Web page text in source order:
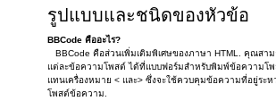
รูปแบบและชนิดของหัวข้อ
BBCode คืออะไร?
BBCode คือส่วนเพิ่มเติมพิเศษของภาษา HTML. คุณสา
แต่ละข้อความโพสต์ ได้ที่แบบฟอร์มสำหรับพิมพ์ข้อความโพ
แทนเครื่องหมาย < และ> ซึ่งจะใช้ควบคุมข้อความที่อยู่ระ
โพสต์ข้อความ.